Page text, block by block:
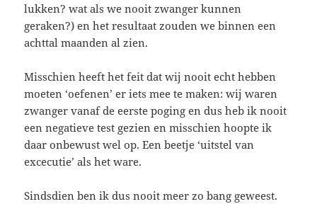
lukken? wat als we nooit zwanger kunnen
geraken?) en het resultaat zouden we binnen een
achttal maanden al zien.
Misschien heeft het feit dat wij nooit echt hebben
moeten ‘oefenen’ er iets mee te maken: wij waren
zwanger vanaf de eerste poging en dus heb ik nooit
een negatieve test gezien en misschien hoopte ik
daar onbewust wel op. Een beetje ‘uitstel van
excecutie’ als het ware.
Sindsdien ben ik dus nooit meer zo bang geweest.